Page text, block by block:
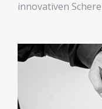
innovativen Schere